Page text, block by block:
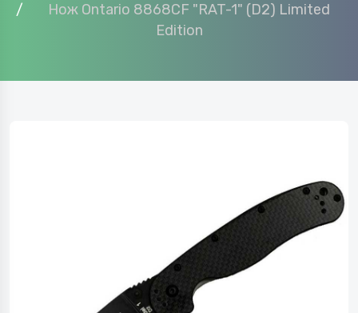
Нож Ontario 8868CF "RAT-1" (D2) Limited
Edition